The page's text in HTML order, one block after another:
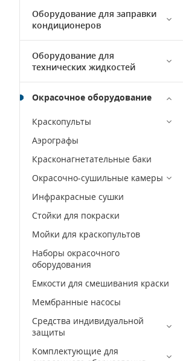
Оборудование для заправки
кондиционеров
Оборудование для
технических жидкостей
Окрасочное оборудование
Краскопульты
Аэрографы
Красконагнетательные баки
Окрасочно-сушильные камеры
Инфракрасные сушки
Стойки для покраски
Мойки для краскопультов
Наборы окрасочного
оборудования
Емкости для смешивания краски
Мембранные насосы
Средства индивидуальной
защиты
Комплектующие для